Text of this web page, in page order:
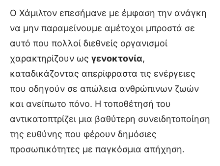
Ο Χάμιλτον επεσήμανε με έμφαση την ανάγκη
να μην παραμείνουμε αμέτοχοι μπροστά σε
αυτό που πολλοί διεθνείς οργανισμοί
χαρακτηρίζουν ως γενοκτονία,
καταδικάζοντας απερίφραστα τις ενέργειες
που οδηγούν σε απώλεια ανθρώπινων ζωών
και ανείπωτο πόνο. Η τοποθέτησή του
αντικατοπτρίζει μια βαθύτερη συνειδητοποίηση
της ευθύνης που φέρουν δημόσιες
προσωπικότητες με παγκόσμια απήχηση.